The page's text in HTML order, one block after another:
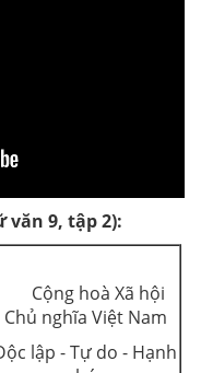
văn 9, tập 2):
Cộng hoà Xã hội
Chủ nghĩa Việt Nam
lập - Tự do - Hạnh